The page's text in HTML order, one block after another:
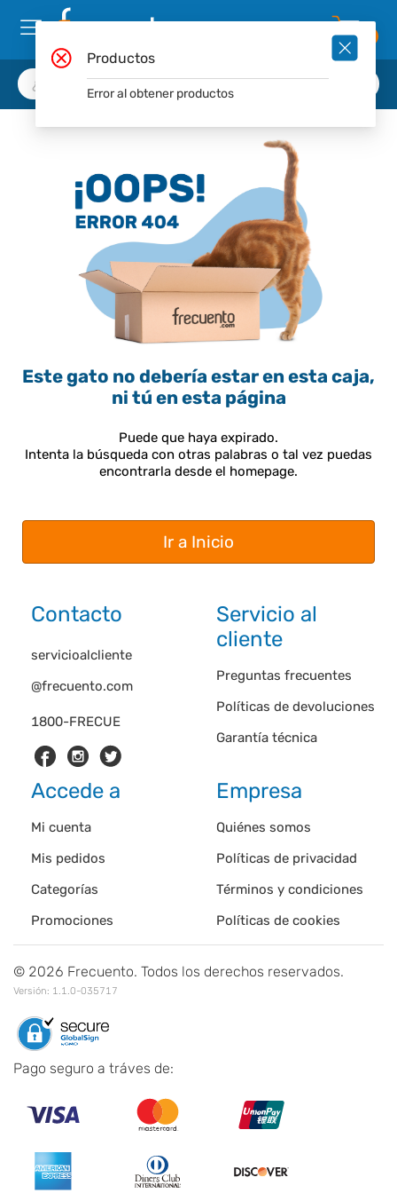
Este gato no debería estar en esta caja,
ni tú en esta página
Puede que haya expirado.
Intenta la búsqueda con otras palabras o tal vez puedas
encontrarla desde el homepage.
Ir a Inicio
Contacto
1800-FRECUE
servicioalcliente
@frecuento.com
Servicio al
cliente
Preguntas frecuentes
Políticas de devoluciones
Garantía técnica
Accede a
Mi cuenta
Mis pedidos
Categorías
Promociones
Empresa
Quiénes somos
Políticas de privacidad
Términos y condiciones
Políticas de cookies
© 2026 Frecuento. Todos los derechos reservados.
Versión: 1.1.0-035717
Pago seguro a tráves de:
Productos
Error al obtener productos